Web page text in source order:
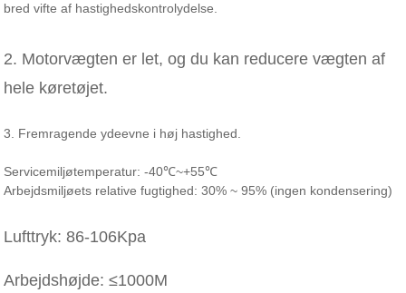
bred vifte af hastighedskontrolydelse.
2. Motorvægten er let, og du kan reducere vægten af ​​
hele køretøjet.
3. Fremragende ydeevne i høj hastighed.
Servicemiljøtemperatur: -40℃~+55℃
Arbejdsmiljøets relative fugtighed: 30% ~ 95% (ingen kondensering)
Lufttryk: 86-106Kpa
Arbejdshøjde: ≤1000M